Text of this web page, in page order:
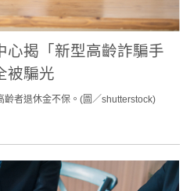
心揭「新型高齡詐騙手
被騙光
齡者退休金不保。(圖／shutterstock)